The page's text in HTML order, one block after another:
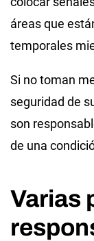
áreas que
temporales
Si no toman
seguridad de
son
de una
Varias